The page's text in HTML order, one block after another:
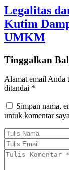
Legalitas
Kutim
UMKM
Tinggalkan
Alamat email Anda
ditandai *
Simpan nama,
untuk komentar